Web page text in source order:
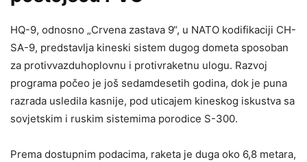
HQ-9, odnosno „Crvena zastava 9“, u NATO kodifikaciji CH-
SA-9, predstavlja kineski sistem dugog dometa sposoban
za protivvazduhoplovnu i protivraketnu ulogu. Razvoj
programa počeo je još sedamdesetih godina, dok je puna
razrada usledila kasnije, pod uticajem kineskog iskustva sa
sovjetskim i ruskim sistemima porodice S-300.
Prema dostupnim podacima, raketa je duga oko 6,8 metara,